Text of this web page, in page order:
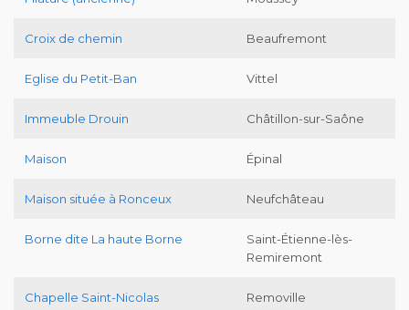
Croix de chemin Beaufremont
Eglise du Petit-Ban Vittel
Immeuble Drouin Châtillon-sur-Saône
Maison Épinal
Maison située à Ronceux Neufchâteau
Borne dite La haute Borne
Saint-Étienne-lès-
Remiremont
Chapelle Saint-Nicolas Removille